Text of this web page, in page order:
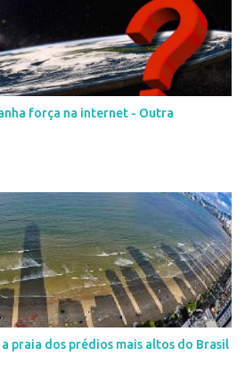
força na internet - Outra
praia dos prédios mais altos do Brasil